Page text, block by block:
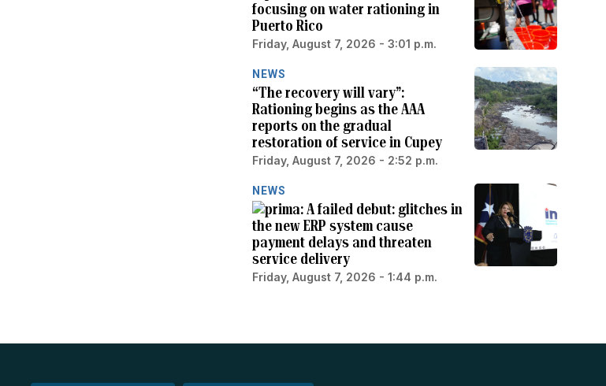
focusing on water rationing in
Puerto Rico
Friday, August 7, 2026 - 3:01 p.m.
NEWS
“The recovery will vary”:
Rationing begins as the AAA
reports on the gradual
restoration of service in Cupey
Friday, August 7, 2026 - 2:52 p.m.
NEWS
A failed debut: glitches in
the new ERP system cause
payment delays and threaten
service delivery
Friday, August 7, 2026 - 1:44 p.m.